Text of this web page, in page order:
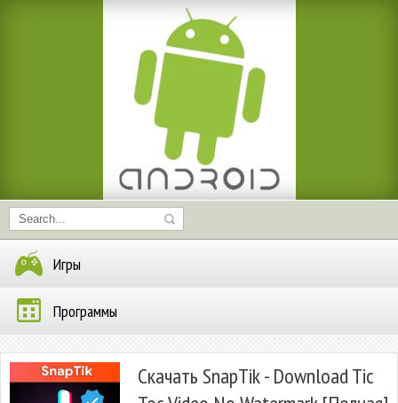
Игры
Программы
Скачать SnapTik - Download Tic